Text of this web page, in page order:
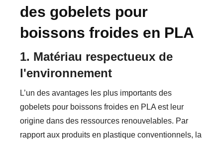
des gobelets pour
boissons froides en PLA
1. Matériau respectueux de
l'environnement
L’un des avantages les plus importants des
gobelets pour boissons froides en PLA est leur
origine dans des ressources renouvelables. Par
rapport aux produits en plastique conventionnels, la